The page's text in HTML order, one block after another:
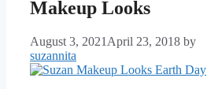
Makeup Looks
August 3, 2021 April 23, 2018 by
suzannita